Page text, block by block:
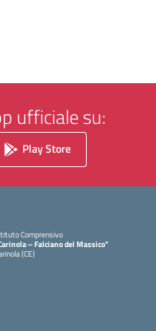
ufficiale su:
Play Store
Comprensivo
– Falciano del Massico"
(CE)